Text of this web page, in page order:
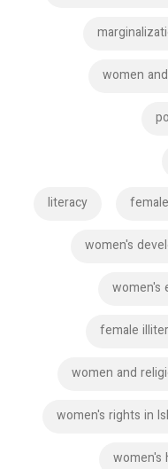
women
literacy
women's
women's
female
women and
women's rights in
women's